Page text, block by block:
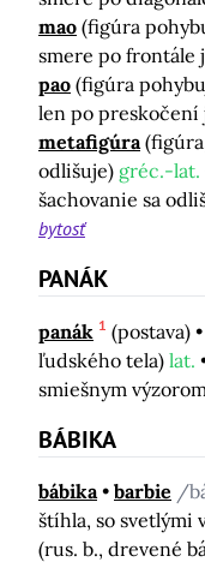
mao (figúra
smere po frontále
pao (figúra
len po preskočení
metafigúra
odlišuje) gréc.-lat.
šachovanie sa
bytosť
PANÁK
panák 1 (postava)
ľudského tela) lat.
smiešnym
BÁBIKA
bábika barbie /
štíhla, so svetlými
(rus. b., drevené